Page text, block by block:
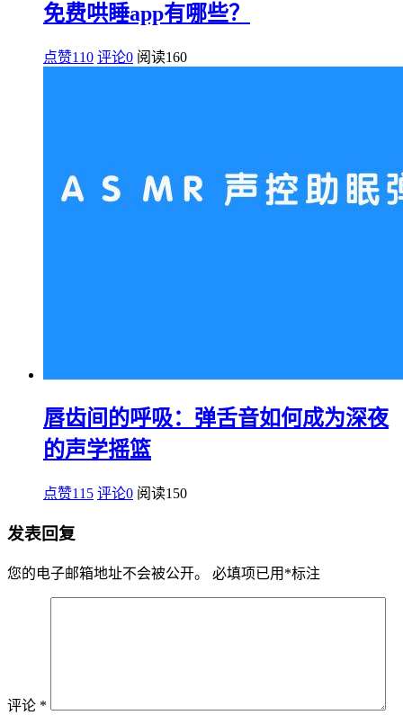
免费哄睡app有哪些？
点赞110 评论0 阅读160
唇齿间的呼吸：弹舌音如何成为深夜
的声学摇篮
点赞115 评论0 阅读150
发表回复
您的电子邮箱地址不会被公开。 必填项已用 *标注
评论 *